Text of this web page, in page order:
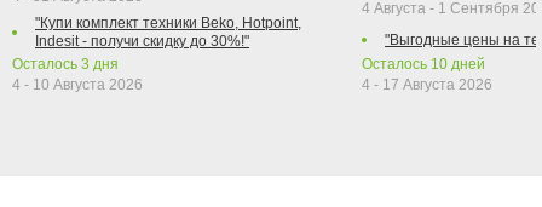
"Купи комплект техники Beko, Hotpoint,
Indesit - получи скидку до 30%!"
Осталось 3 дня
4 - 10 Августа 2026
4 Августа - 1 Сентября
"Выгодные цены на
Осталось 10 дней
4 - 17 Августа 2026